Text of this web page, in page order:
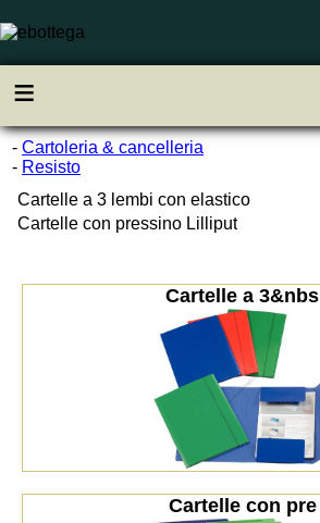
≡
- Cartoleria & cancelleria
- Resisto
Cartelle a 3 lembi con elastico
Cartelle con pressino Lilliput
Cartelle a 3&nbs
Cartelle con pre